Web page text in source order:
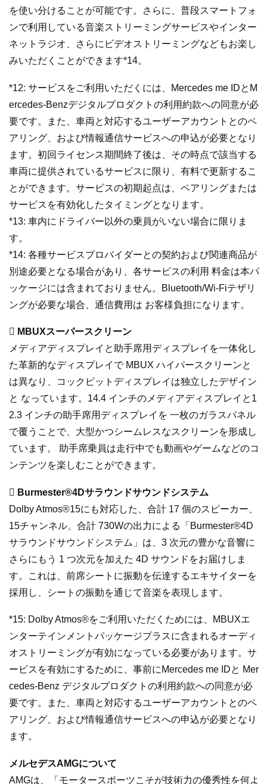
を使い分けることが可能です。さらに、普段スマートフォ
ンで利用している音楽ストリーミングサービスやインター
ネットラジオ、さらにビデオストリーミングなどもお楽し
みいただくことができます*14。
*12: サービスをご利用いただくには、Mercedes me IDとM
ercedes-Benzデジタルプロダクトの利用約款への同意が必
要です。また、車両と対応するユーザーアカウントとのペ
アリング、および情報通信サービスへの申込が必要となり
ます。初回ライセンス期間終了後は、その時点で該当する
車両に提供されているサービスに限り、有料で更新するこ
とができます。サービスの初期起点は、ペアリングまたは
サービスを有効化したタイミングとなります。
*13: 車内にドライバー以外の乗員がいない場合に限りま
す。
*14: 各種サービスプロバイダーとの契約および関連商品が
別途必要となる場合があり、各サービスの利用 料金は本パ
ッケージには含まれておりません。Bluetooth/Wi-Fiテザリ
ングが必要な場合、通信費用は お客様負担になります。
 MBUXスーパースクリーン
メディアディスプレイと助手席用ディスプレイを一体化し
た革新的なディスプレイで MBUX ハイパースクリーンと
は異なり、コックピットディスプレイは独立したデザイン
と なっています。14.4 インチのメディアディスプレイと1
2.3 インチの助手席用ディスプレイを 一枚のガラスパネル
で覆うことで、大型かつシームレスなスクリーンを形成し
ています。 助手席乗員は走行中でも動画やゲームなどのコ
ンテンツを楽しむことができます。
 Burmester®4Dサラウンドサウンドシステム
Dolby Atmos®15にも対応した、合計 17 個のスピーカー、
15チャンネル、合計 730Wの出力による「Burmester®4D
サラウンドサウンドシステム」は、3 次元の豊かな音響に
さらにもう 1 つ次元を加えた 4D サウンドをお届けしま
す。これは、前席シートに振動を伝達するエキサイターを
採用し、シートの振動を通じて音楽を表現します。
*15: Dolby Atmos®をご利用いただくためには、MBUXエ
ンターテインメントパッケージプラスに含まれるオーディ
オストリーミングが有効になっている必要があります。サ
ービスを有効にするために、事前にMercedes me IDと Mer
cedes-Benz デジタルプロダクトの利用約款への同意が必
要です。また、車両と対応するユーザーアカウントとのペ
アリング、および情報通信サービスへの申込が必要となり
ます。
メルセデスAMGについて
AMGは、「モータースポーツこそが技術力の優秀性を何よ